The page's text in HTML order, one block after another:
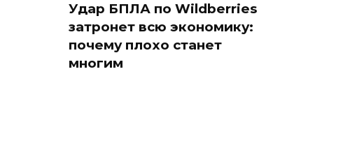
Удар БПЛА по Wildberries
затронет всю экономику:
почему плохо станет
многим